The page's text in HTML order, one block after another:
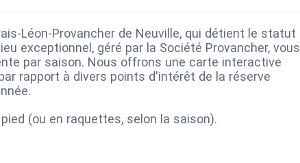
Léon-Provancher de Neuville, qui détient le statut
exceptionnel, géré par la Société Provancher, vous
par saison. Nous offrons une carte interactive
rapport à divers points d'intérêt de la réserve
(ou en raquettes, selon la saison).